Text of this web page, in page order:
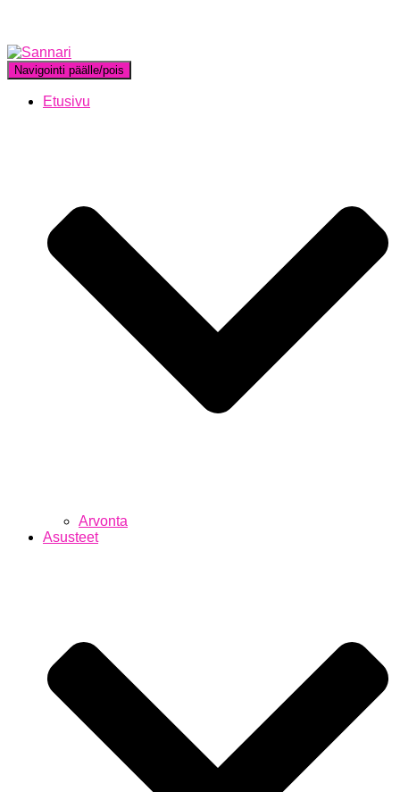
Navigointi päälle/pois
Etusivu
Arvonta
Asusteet